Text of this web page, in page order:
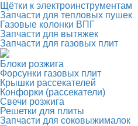
Щётки к электроинструментам
Запчасти для тепловых пушек
Газовые колонки ВПГ
Запчасти для вытяжек
Запчасти для газовых плит
Блоки розжига
Форсунки газовых плит
Крышки рассекателей
Конфорки (рассекатели)
Свечи розжига
Решетки для плиты
Запчасти для соковыжималок